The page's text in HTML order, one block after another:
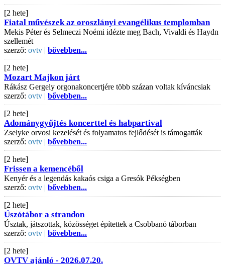
[2 hete]
Fiatal művészek az oroszlányi evangélikus templomban
Mekis Péter és Selmeczi Noémi idézte meg Bach, Vivaldi és Haydn
szellemét
szerző: ovtv | bővebben...
[2 hete]
Mozart Majkon járt
Rákász Gergely orgonakoncertjére több százan voltak kíváncsiak
szerző: ovtv | bővebben...
[2 hete]
Adománygyűjtés koncerttel és habpartival
Zselyke orvosi kezelését és folyamatos fejlődését is támogatták
szerző: ovtv | bővebben...
[2 hete]
Frissen a kemencéből
Kenyér és a legendás kakaós csiga a Gresók Pékségben
szerző: ovtv | bővebben...
[2 hete]
Úszótábor a strandon
Úsztak, játszottak, közösséget építettek a Csobbanó táborban
szerző: ovtv | bővebben...
[2 hete]
OVTV ajánló - 2026.07.20.